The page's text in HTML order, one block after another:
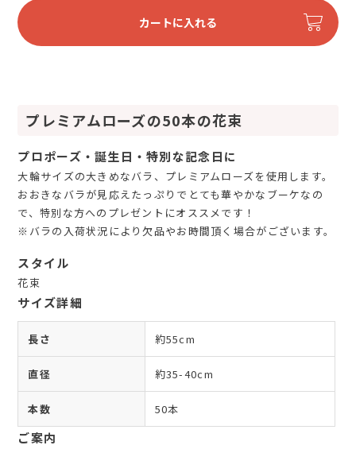
カートに入れる
プレミアムローズの50本の花束
プロポーズ・誕生日・特別な記念日に
大輪サイズの大きめなバラ、プレミアムローズを使用します。
おおきなバラが見応えたっぷりでとても華やかなブーケなの
で、特別な方へのプレゼントにオススメです！
※バラの入荷状況により欠品やお時間頂く場合がございます。
スタイル
花束
サイズ詳細
長さ 約55cm
直径 約35-40cm
本数 50本
ご案内